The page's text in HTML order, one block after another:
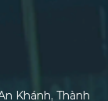
Khánh, Thành